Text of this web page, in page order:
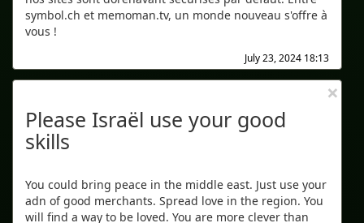
symbol.ch et memoman.tv, un monde nouveau s'offre à
vous !
July 23, 2024 18:13
×
Please Israël use your good
skills
You could bring peace in the middle east. Just use your
adn of good merchants. Spread love in the region. You
will find a way to be loved. You are more clever than